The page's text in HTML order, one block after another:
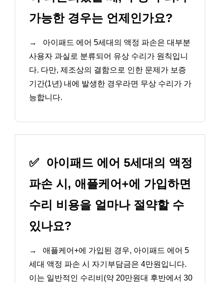
가능한 경우는 언제인가요?
→
아이패드 에어 5세대의 액정 파손은 대부분
사용자 과실로 분류되어 유상 수리가 원칙입니
다. 다만, 제조상의 결함으로 인한 문제가 보증
기간(1년) 내에 발생한 경우라면 무상 수리가 가
능합니다.
✅
아이패드 에어 5세대의 액정
파손 시, 애플케어+에 가입하면
수리 비용을 얼마나 절약할 수
있나요?
→
애플케어+에 가입된 경우, 아이패드 에어 5
세대 액정 파손 시 자기부담금은 4만원입니다.
이는 일반적인 수리비(약 20만원대 후반에서 30